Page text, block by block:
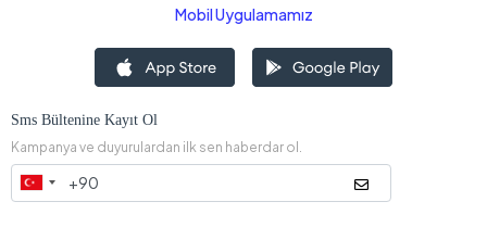
Mobil Uygulamamız
Sms Bültenine Kayıt Ol
Kampanya ve duyurulardan ilk sen haberdar ol.